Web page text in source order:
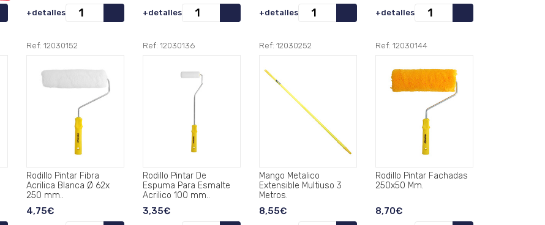
+detalles +detalles +detalles +detalles
Ref: 12030152
Rodillo Pintar Fibra
Acrilica Blanca Ø 62x
250 mm..
4,75€
Ref: 12030136
Rodillo Pintar De
Espuma Para Esmalte
Acrilico 100 mm..
3,35€
Ref: 12030252
Mango Metalico
Extensible Multiuso 3
Metros.
8,55€
Ref: 12030144
Rodillo Pintar Fachadas
250x50 Mm.
8,70€